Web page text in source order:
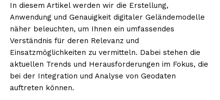
In diesem Artikel werden wir die Erstellung,
Anwendung und Genauigkeit digitaler Geländemodelle
näher beleuchten, um Ihnen ein umfassendes
Verständnis für deren Relevanz und
Einsatzmöglichkeiten zu vermitteln. Dabei stehen die
aktuellen Trends und Herausforderungen im Fokus, die
bei der Integration und Analyse von Geodaten
auftreten können.